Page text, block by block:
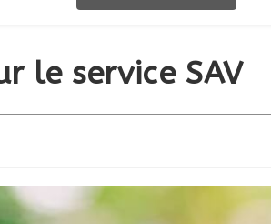
le service SAV